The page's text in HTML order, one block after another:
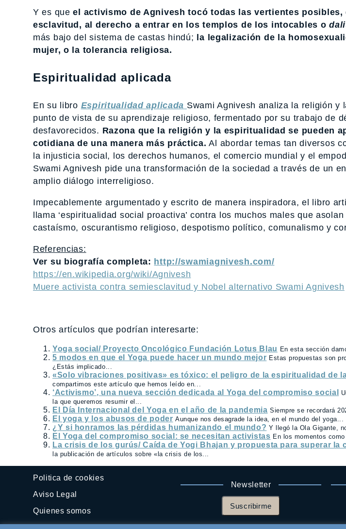
Y es queel activismo de Agnivesh tocó todas las vertientes
esclavitud, al derecho a entrar en los templos de los intocables o
más bajo del sistema de castas hindú; la legalización de la
mujer, o la tolerancia religiosa.
Espiritualidad aplicada
En su libro Espiritualidad aplicada Swami Agnivesh analiza la religión y
punto de vista de su aprendizaje religioso, fermentado por su trabajo de
desfavorecidos. Razona que la religión y la espiritualidad se pueden
cotidiana de una manera más práctica. Al abordar temas tan diversos
la injusticia social, los derechos humanos, el comercio mundial y el
Swami Agnivesh pide una transformación de la sociedad a través de un
amplio diálogo interreligioso.
Impecablemente argumentado y escrito de manera inspiradora, el libro
llama ‘espiritualidad social proactiva’ contra los muchos males que
castaísmo, oscurantismo religioso, despotismo político, comunalismo y
Referencias:
Ver su biografía completa: http://swamiagnivesh.com/
https://en.wikipedia.org/wiki/Agnivesh
Muere activista contra semiesclavitud y Nobel alternativo Swami Agnivesh
Otros artículos que podrían interesarte:
Yoga social/ Proyecto Oncológico Fundación Lotus Blau En esta sección
5 modos en que el Yoga puede hacer un mundo mejor Estas propuestas son
¿Estás implicado...
«Solo vibraciones positivas» es tóxico: el peligro de la espiritualidad de
compartimos este artículo que hemos leído en...
‘Activismo’, una nueva sección dedicada al Yoga del compromiso social
la que queremos resumir el...
El Día Internacional del Yoga en el año de la pandemia Siempre se recordará
El yoga y los abusos de poder Aunque nos desagrade la idea, en el mundo del yoga...
¿Y si honramos las pérdidas humanizando el mundo? Y llegó la Ola Gigante,
El Yoga del compromiso social: se necesitan activistas En los momentos
La crisis de los gurús/ Caída de Yogi Bhajan y propuesta para superar la
la publicación de artículos sobre «la crisis de los...
Politica de cookies
Aviso Legal
Quienes somos
Newsletter
Suscribirme